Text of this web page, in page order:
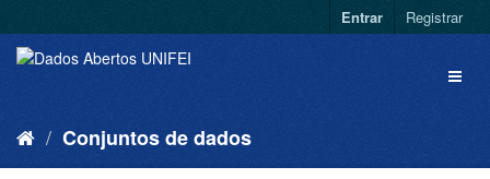
Entrar Registrar
Conjuntos de dados